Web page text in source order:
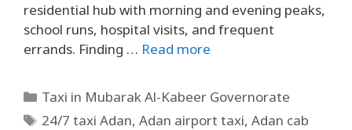
residential hub with morning and evening peaks,
school runs, hospital visits, and frequent
errands. Finding … Read more
Taxi in Mubarak Al-Kabeer Governorate
24/7 taxi Adan,Adan airport taxi,Adan cab